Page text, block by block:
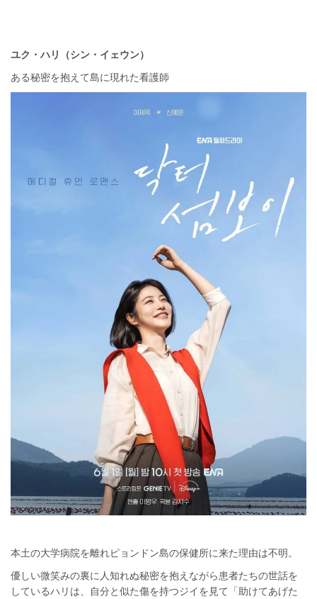
ユク・ハリ（シン・イェウン）
ある秘密を抱えて島に現れた看護師
本土の大学病院を離れピョンドン島の保健所に来た理由は不明。
優しい微笑みの裏に人知れぬ秘密を抱えながら患者たちの世話を
しているハリは、自分と似た傷を持つジイを見て「助けてあげた